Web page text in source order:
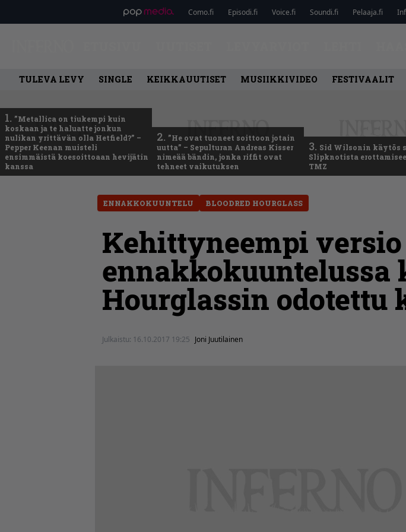
Como.fi Episodi.fi Voice.fi Soundi.fi Pelaaja.fi
TULEVA LEVY SINGLE KEIKKAUUTISET MUSIIKKIVIDEO FESTIVAALIT
1. ”Metallica on tiukempi kuin
koskaan ja te haluatte jonkun
nulikan yrittävän olla Hetfield?” –
Pepper Keenan muisteli
ensimmäistä koesoittoaan hevijätin
kanssa
2. ”He ovat tuoneet soittoon jotain
uutta” – Sepulturan Andreas Kisser
nimeää bändin, jonka riffit ovat
tehneet vaikutuksen
3. Sid Wilsonin käytös
Slipknotista
TMZ
ENNAKKOKUUNTELU BLOODRED HOURGLASS
Kehittyneempi
ennakkokuuntelussa
Hourglassin odotettu
Julkaistu: 16.10.2017 19:25 Joni Juutilainen